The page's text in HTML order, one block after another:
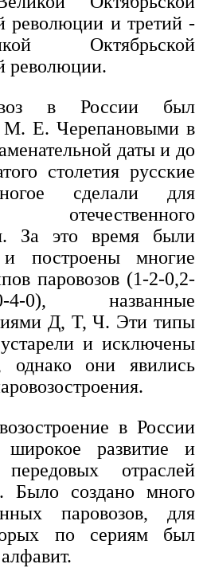
революции и третий -
Октябрьской
революции.
в России был
Е. Черепановыми в
даты и до
столетия русские
сделали для
За это время были
и построены многие
паровозов (1-2-0,2-
0), названные
Д, Т, Ч. Эти типы
и исключены
однако они явились
в России
широкое развитие и
отраслей
Было создано много
паровозов, для
по сериям был